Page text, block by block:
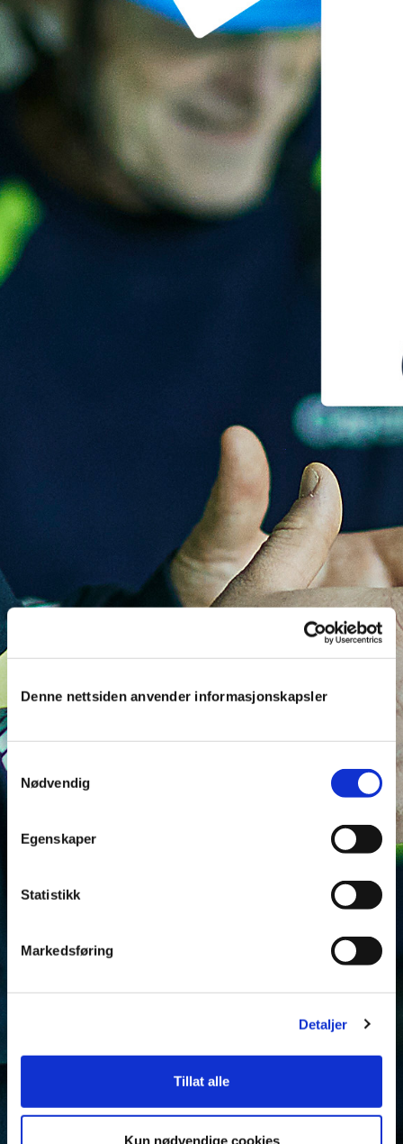
Denne nettsiden anvender informasjonskapsler
Samtykkevalg
Nødvendig
Egenskaper
Statistikk
Markedsføring
Detaljer
Tillat alle
Kun nødvendige cookies